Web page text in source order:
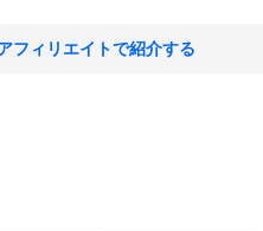
フィリエイトで紹介する